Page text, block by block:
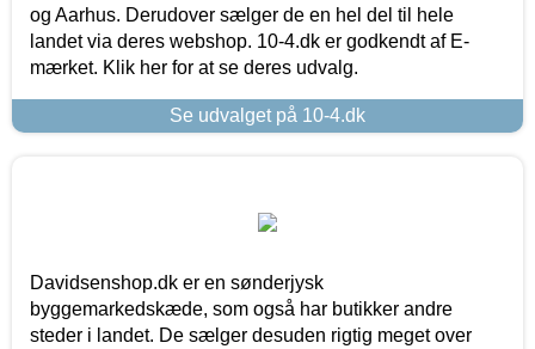
og Aarhus. Derudover sælger de en hel del til hele
landet via deres webshop. 10-4.dk er godkendt af E-
mærket. Klik her for at se deres udvalg.
Se udvalget på 10-4.dk
Davidsenshop.dk er en sønderjysk
byggemarkedskæde, som også har butikker andre
steder i landet. De sælger desuden rigtig meget over